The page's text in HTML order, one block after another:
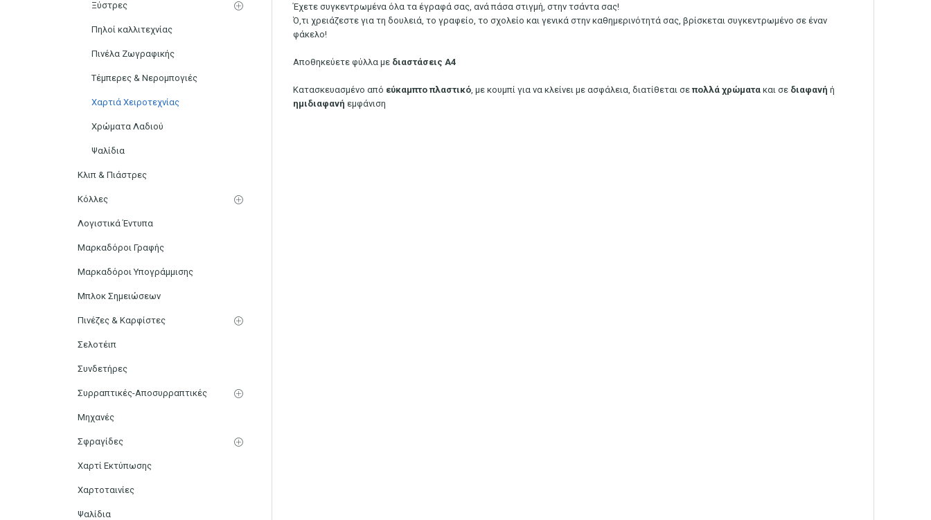
Έχετε συγκεντρωμένα όλα τα έγραφά σας, ανά πάσα στιγμή, στην τσάντα σας!
Ό,τι χρειάζεστε για τη δουλειά, το γραφείο, το σχολείο και γενικά στην καθημερινότητά σας, βρίσκεται συγκεντρωμένο σε έναν
φάκελο!
Αποθηκεύετε φύλλα με διαστάσεις Α4
Κατασκευασμένο από εύκαμπτο πλαστικό, με κουμπί για να κλείνει με ασφάλεια, διατίθεται σεπολλά χρώματα και σε διαφανή ή
ημιδιαφανή εμφάνιση
Ξύστρες
Πηλοί καλλιτεχνίας
Πινέλα Ζωγραφικής
Τέμπερες & Νερομπογιές
Χαρτιά Χειροτεχνίας
Χρώματα Λαδιού
Ψαλίδια
Κλιπ & Πιάστρες
Κόλλες
Λογιστικά Έντυπα
Μαρκαδόροι Γραφής
Μαρκαδόροι Υπογράμμισης
Μπλοκ Σημειώσεων
Πινέζες & Καρφίστες
Σελοτέιπ
Συνδετήρες
Συρραπτικές-Αποσυρραπτικές
Μηχανές
Σφραγίδες
Χαρτί Εκτύπωσης
Χαρτοταινίες
Ψαλίδια